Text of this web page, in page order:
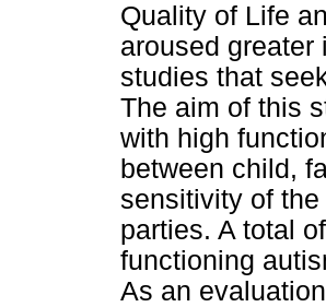
Quality of Life
aroused greater
studies that
The aim of this
with high
between child,
sensitivity of
parties. A total
functioning
As an